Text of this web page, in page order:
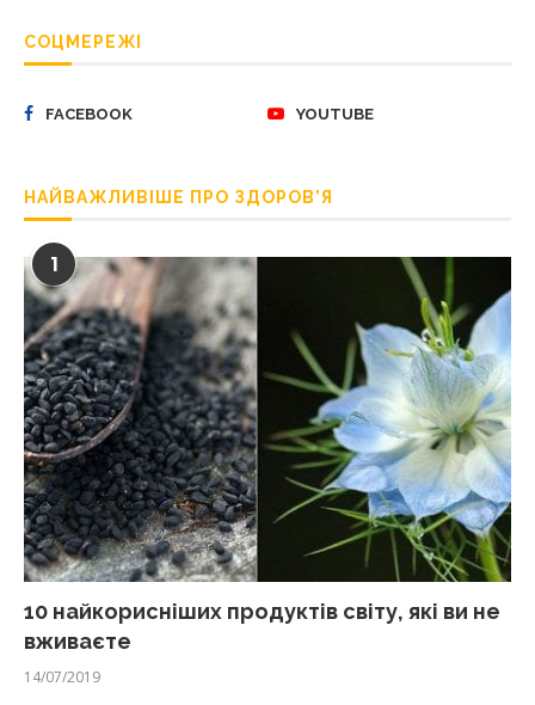
СОЦМЕРЕЖІ
FACEBOOK YOUTUBE
НАЙВАЖЛИВІШЕ ПРО ЗДОРОВ’Я
1
10 найкорисніших продуктів світу, які ви не
вживаєте
14/07/2019